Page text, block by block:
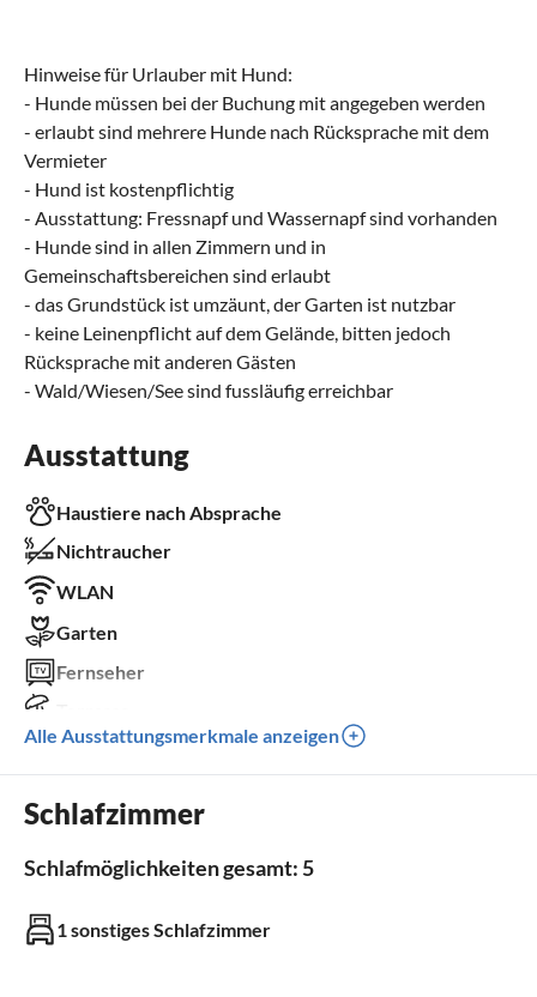
Hinweise für Urlauber mit Hund:
- Hunde müssen bei der Buchung mit angegeben werden
- erlaubt sind mehrere Hunde nach Rücksprache mit dem
Vermieter
- Hund ist kostenpflichtig
- Ausstattung: Fressnapf und Wassernapf sind vorhanden
- Hunde sind in allen Zimmern und in
Gemeinschaftsbereichen sind erlaubt
- das Grundstück ist umzäunt, der Garten ist nutzbar
- keine Leinenpflicht auf dem Gelände, bitten jedoch
Rücksprache mit anderen Gästen
- Wald/Wiesen/See sind fussläufig erreichbar
Ausstattung
Haustiere nach Absprache
Nichtraucher
WLAN
Garten
Fernseher
Spülmaschine
Grill
Alle Ausstattungsmerkmale anzeigen
Schlafzimmer
Schlafmöglichkeiten gesamt: 5
1 sonstiges Schlafzimmer